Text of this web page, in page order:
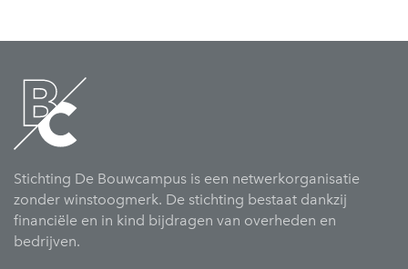
Stichting De Bouwcampus is een netwerkorganisatie
zonder winstoogmerk. De stichting bestaat dankzij
financiële en in kind bijdragen van overheden en
bedrijven.